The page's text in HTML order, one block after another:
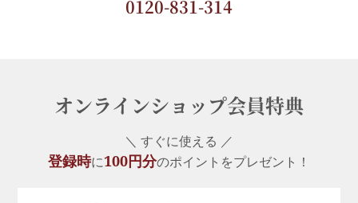
0120-831-314
オンラインショップ会員特典
＼ すぐに使える ／
登録時に100円分のポイントをプレゼント！